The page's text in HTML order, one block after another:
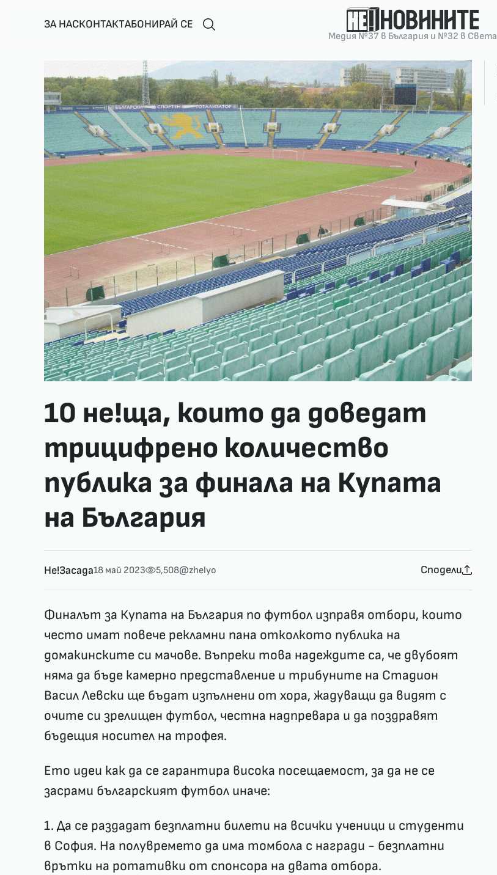
ЗА НАСКОНТАКТАБОНИРАЙ СЕ
Медия №37 в България и №32 в Света
10 не!ща, които да доведат
трицифрено количество
публика за финала на Купата
на България
Не!Засада18 май 2023 5,508@zhelyo Сподели
Финалът за Купата на България по футбол изправя отбори, които
често имат повече рекламни пана отколкото публика на
домакинските си мачове. Въпреки това надеждите са, че двубоят
няма да бъде камерно представление и трибуните на Стадион
Васил Левски ще бъдат изпълнени от хора, жадуващи да видят с
очите си зрелищен футбол, честна надпревара и да поздравят
бъдещия носител на трофея.
Ето идеи как да се гарантира висока посещаемост, за да не се
засрами българският футбол иначе:
1. Да се раздадат безплатни билети на всички ученици и студенти
в София. На полувремето да има томбола с награди - безплатни
врътки на ротативки от спонсора на двата отбора.